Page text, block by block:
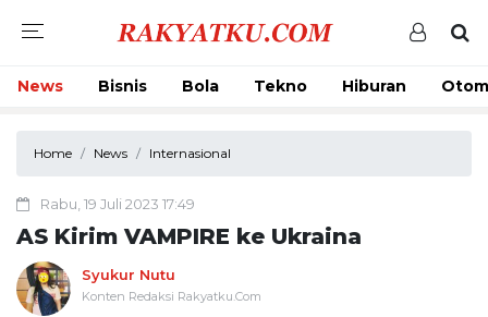
News Bisnis Bola Tekno Hiburan
Home News Internasional
Rabu, 19 Juli 2023 17:49
AS Kirim VAMPIRE ke Ukraina
Syukur Nutu
Konten Redaksi Rakyatku.Com